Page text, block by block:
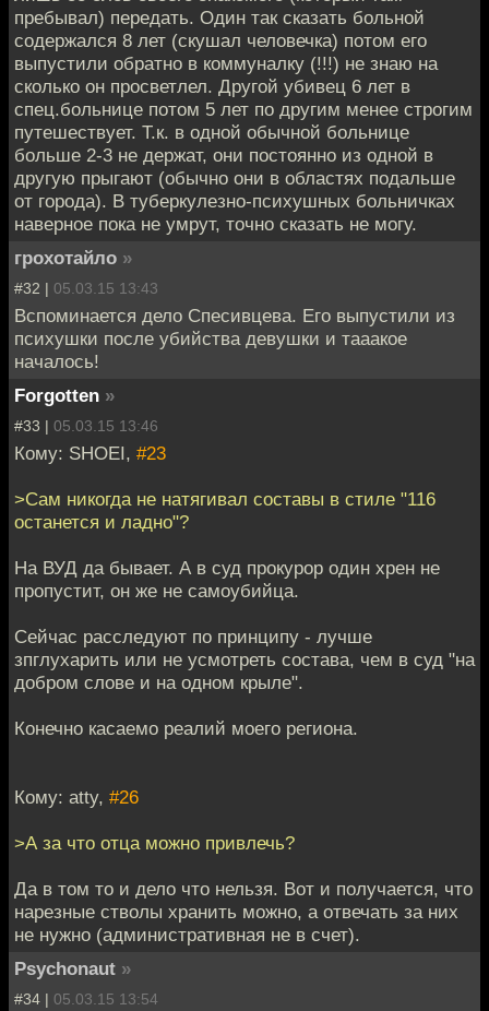
пребывал) передать. Один так сказать больной
содержался 8 лет (скушал человечка) потом его
выпустили обратно в коммуналку (!!!) не знаю на
сколько он просветлел. Другой убивец 6 лет в
спец.больнице потом 5 лет по другим менее строгим
путешествует. Т.к. в одной обычной больнице
больше 2-3 не держат, они постоянно из одной в
другую прыгают (обычно они в областях подальше
от города). В туберкулезно-психушных больничках
наверное пока не умрут, точно сказать не могу.
грохотайло »
#32 | 05.03.15 13:43
Вспоминается дело Спесивцева. Его выпустили из
психушки после убийства девушки и тааакое
началось!
Forgotten »
#33 | 05.03.15 13:46
Кому: SHOEI, #23
>Сам никогда не натягивал составы в стиле "116
останется и ладно"?
На ВУД да бывает. А в суд прокурор один хрен не
пропустит, он же не самоубийца.
Сейчас расследуют по принципу - лучше
зпглухарить или не усмотреть состава, чем в суд "на
добром слове и на одном крыле".
Конечно касаемо реалий моего региона.
Кому: atty, #26
>А за что отца можно привлечь?
Да в том то и дело что нельзя. Вот и получается, что
нарезные стволы хранить можно, а отвечать за них
не нужно (административная не в счет).
Psychonaut »
#34 | 05.03.15 13:54